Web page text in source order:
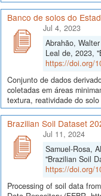
Banco de solos do
Jul 4, 2023
Abrahão,
Leal de, 2023,
https://doi.org/
Conjunto de dados
coletadas em áreas
textura, reatividade do
Brazilian Soil Dataset
Jul 11, 2024
Samuel-Rosa,
"Brazilian Soil
https://doi.org/
Processing of soil data